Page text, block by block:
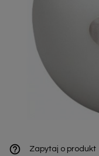
help_outline Zapytaj o produkt